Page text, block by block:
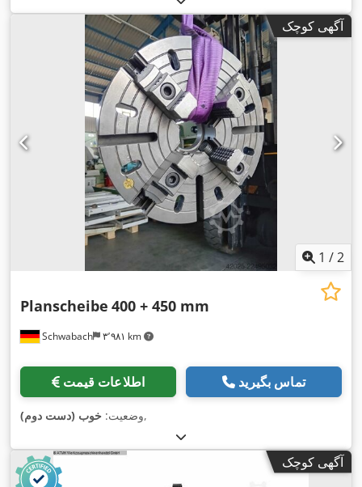
آگهی کوچک
1 /2
Schwabach ۳٬۹۸۱ km
Planscheibe 400 + 450 mm
اطلاعات قیمت تماس بگیرید
وضعیت: خوب (دست دوم) ,
آگهی کوچک